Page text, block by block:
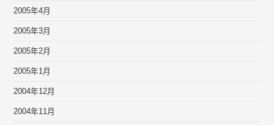
2005年4月
2005年3月
2005年2月
2005年1月
2004年12月
2004年11月